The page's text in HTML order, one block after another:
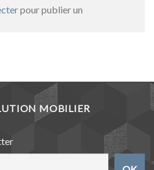
pour publier un
MOBILIER